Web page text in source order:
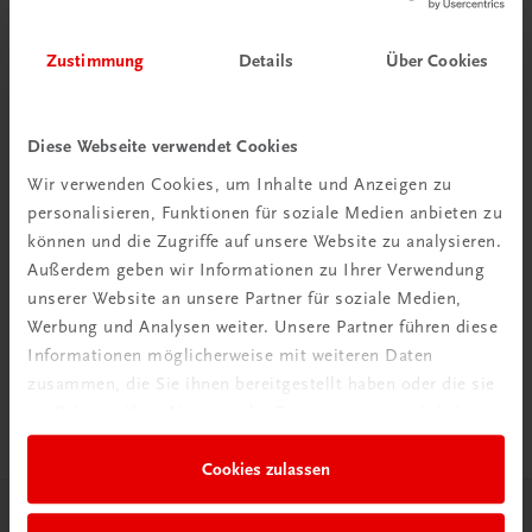
Zustimmung Details Über Cookies
Diese Webseite verwendet Cookies
Wir verwenden Cookies, um Inhalte und Anzeigen zu
personalisieren, Funktionen für soziale Medien anbieten zu
können und die Zugriffe auf unsere Website zu analysieren.
Außerdem geben wir Informationen zu Ihrer Verwendung
unserer Website an unsere Partner für soziale Medien,
Werbung und Analysen weiter. Unsere Partner führen diese
Informationen möglicherweise mit weiteren Daten
zusammen, die Sie ihnen bereitgestellt haben oder die sie
Cookies zulassen
Sachbuch
LINZ
€ 32,90